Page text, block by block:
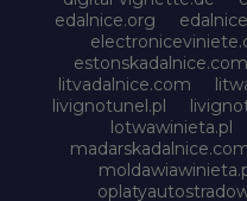
edalnice.org
estonskadalnice.com
litvadalnice.com
livignotunel.pl
lotwawinieta.pl